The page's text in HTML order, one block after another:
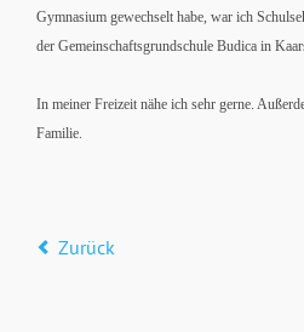
Gymnasium gewechselt habe, war ich
der Gemeinschaftsgrundschule Budica in
In meiner Freizeit nähe ich sehr gerne.
Familie.
Zurück